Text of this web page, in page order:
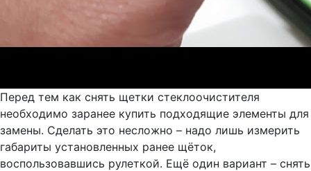
Перед тем как снять щетки стеклоочистителя
необходимо заранее купить подходящие элементы для
замены. Сделать это несложно – надо лишь измерить
габариты установленных ранее щёток,
воспользовавшись рулеткой. Ещё один вариант – снять